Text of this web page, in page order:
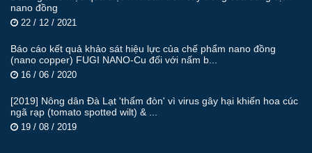
nano đồng
22 / 12 / 2021
Báo cáo kết quả khảo sát hiệu lực của chế phẩm nano đồng
(nano copper) FUGI NANO-Cu đối với nấm b...
16 / 06 / 2020
[2019] Nông dân Đà Lạt 'thấm đòn' vì virus gây hại khiến hoa cúc
ngã rạp (tomato spotted wilt) & ...
19 / 08 / 2019